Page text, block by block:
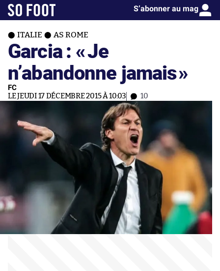
S’abonner au mag
ITALIE AS ROME
Garcia : «Je
n’abandonne jamais»
FC
LE JEUDI 17 DÉCEMBRE 2015 À 10:03 10